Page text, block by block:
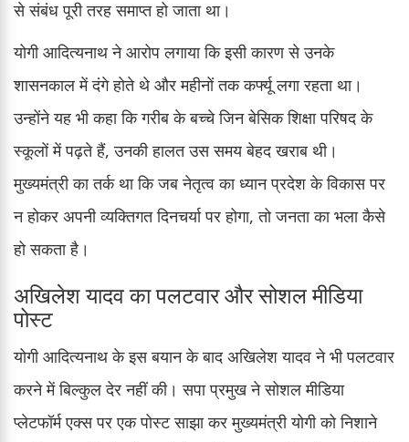
से संबंध पूरी तरह समाप्त हो जाता था।
योगी आदित्यनाथ ने आरोप लगाया कि इसी कारण से उनके
शासनकाल में दंगे होते थे और महीनों तक कर्फ्यू लगा रहता था।
उन्होंने यह भी कहा कि गरीब के बच्चे जिन बेसिक शिक्षा परिषद के
स्कूलों में पढ़ते हैं, उनकी हालत उस समय बेहद खराब थी।
मुख्यमंत्री का तर्क था कि जब नेतृत्व का ध्यान प्रदेश के विकास पर
न होकर अपनी व्यक्तिगत दिनचर्या पर होगा, तो जनता का भला कैसे
हो सकता है।
अखिलेश यादव का पलटवार और सोशल मीडिया
पोस्ट
योगी आदित्यनाथ के इस बयान के बाद अखिलेश यादव ने भी पलटवार
करने में बिल्कुल देर नहीं की। सपा प्रमुख ने सोशल मीडिया
प्लेटफॉर्म एक्स पर एक पोस्ट साझा कर मुख्यमंत्री योगी को निशाने